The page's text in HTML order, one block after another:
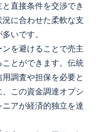
直接条件を交渉でき
に合わせた柔軟な支
いです。
を避けることで売主
とができます。伝統
調査や担保を必要と
この資金調達オプシ
アが経済的独立を達